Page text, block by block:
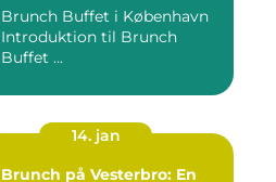
backpackere
Brunch Buffet i København
Introduktion til Brunch
Buffet ...
14. jan
Brunch på Vesterbro: En